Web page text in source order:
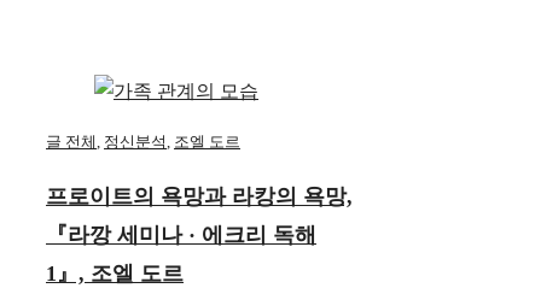
글 전체, 정신분석, 조엘 도르
프로이트의 욕망과 라캉의 욕망,
『라깡 세미나 · 에크리 독해
1』, 조엘 도르